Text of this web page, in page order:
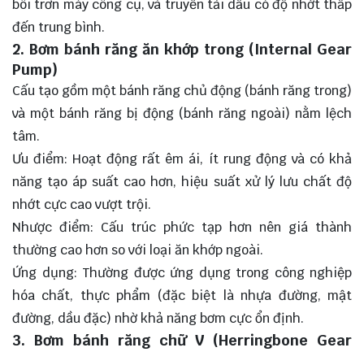
bôi trơn máy công cụ, và truyền tải dầu có độ nhớt thấp
đến trung bình.
2. Bơm bánh răng ăn khớp trong (Internal Gear
Pump)
Cấu tạo gồm một bánh răng chủ động (bánh răng trong)
và một bánh răng bị động (bánh răng ngoài) nằm lệch
tâm.
Ưu điểm: Hoạt động rất êm ái, ít rung động và có khả
năng tạo áp suất cao hơn, hiệu suất xử lý lưu chất độ
nhớt cực cao vượt trội.
Nhược điểm: Cấu trúc phức tạp hơn nên giá thành
thường cao hơn so với loại ăn khớp ngoài.
Ứng dụng: Thường được ứng dụng trong công nghiệp
hóa chất, thực phẩm (đặc biệt là nhựa đường, mật
đường, dầu đặc) nhờ khả năng bơm cực ổn định.
3. Bơm bánh răng chữ V (Herringbone Gear